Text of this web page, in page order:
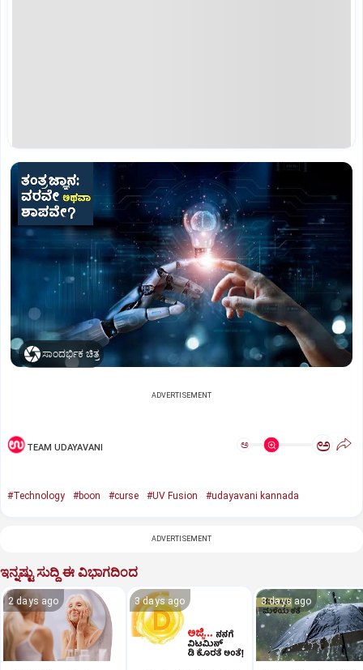
ಸಾಂದರ್ಭಿಕ ಚಿತ್ರ
ADVERTISEMENT
TEAM UDAYAVANI ಅ ಅ
#Technology #boon #curse #UV Fusion #udayavani kannada
ADVERTISEMENT
ಇನ್ನಷ್ಟು ಸುದ್ದಿ ಈ ವಿಭಾಗದಿಂದ
2 days ago 3 days ago 3 days ago